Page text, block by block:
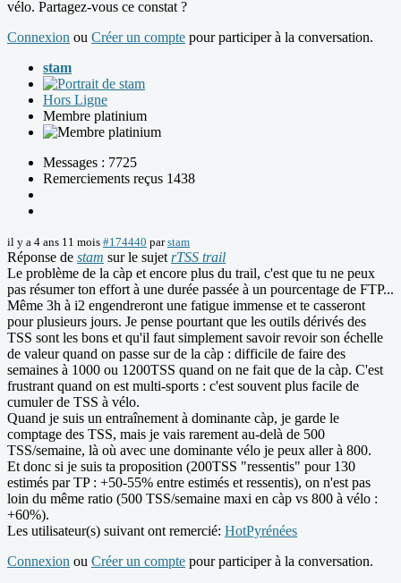
vélo. Partagez-vous ce constat ?
Connexion ou Créer un compte pour participer à la conversation.
stam
Hors Ligne
Membre platinium
Messages : 7725
Remerciements reçus 1438
il y a 4 ans 11 mois #174440 parstam
Réponse de stam sur le sujet rTSS trail
Le problème de la càp et encore plus du trail, c'est que tu ne peux
pas résumer ton effort à une durée passée à un pourcentage de FTP...
Même 3h à i2 engendreront une fatigue immense et te casseront
pour plusieurs jours. Je pense pourtant que les outils dérivés des
TSS sont les bons et qu'il faut simplement savoir revoir son échelle
de valeur quand on passe sur de la càp : difficile de faire des
semaines à 1000 ou 1200TSS quand on ne fait que de la càp. C'est
frustrant quand on est multi-sports : c'est souvent plus facile de
cumuler de TSS à vélo.
Quand je suis un entraînement à dominante càp, je garde le
comptage des TSS, mais je vais rarement au-delà de 500
TSS/semaine, là où avec une dominante vélo je peux aller à 800.
Et donc si je suis ta proposition (200TSS "ressentis" pour 130
estimés par TP : +50-55% entre estimés et ressentis), on n'est pas
loin du même ratio (500 TSS/semaine maxi en càp vs 800 à vélo :
+60%).
Les utilisateur(s) suivant ont remercié: HotPyrénées
Connexion ou Créer un compte pour participer à la conversation.